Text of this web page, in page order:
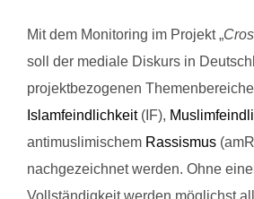
Mit dem Monitoring im Projekt „
soll der mediale Diskurs in
projektbezogenen
Islamfeindlichkeit(IF),
antimuslimischem Rassismus
nachgezeichnet werden. Ohne
Vollständigkeit werden möglichst